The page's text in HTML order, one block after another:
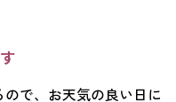
で、お天気の良い日に